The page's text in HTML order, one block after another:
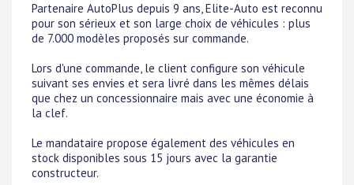
Partenaire AutoPlus depuis 9 ans, Elite-Auto est reconnu
pour son sérieux et son large choix de véhicules : plus
de 7.000 modèles proposés sur commande.
Lors d'une commande, le client configure son véhicule
suivant ses envies et sera livré dans les mêmes délais
que chez un concessionnaire mais avec une économie à
la clef.
Le mandataire propose également des véhicules en
stock disponibles sous 15 jours avec la garantie
constructeur.